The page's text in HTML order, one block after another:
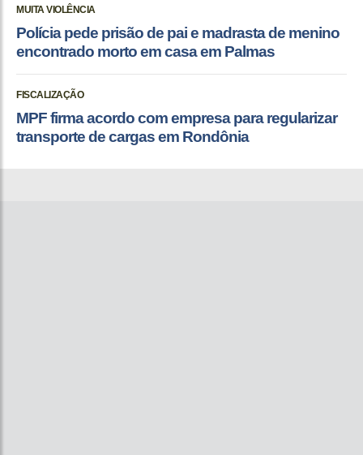
MUITA VIOLÊNCIA
Polícia pede prisão de pai e madrasta de menino
encontrado morto em casa em Palmas
FISCALIZAÇÃO
MPF firma acordo com empresa para regularizar
transporte de cargas em Rondônia